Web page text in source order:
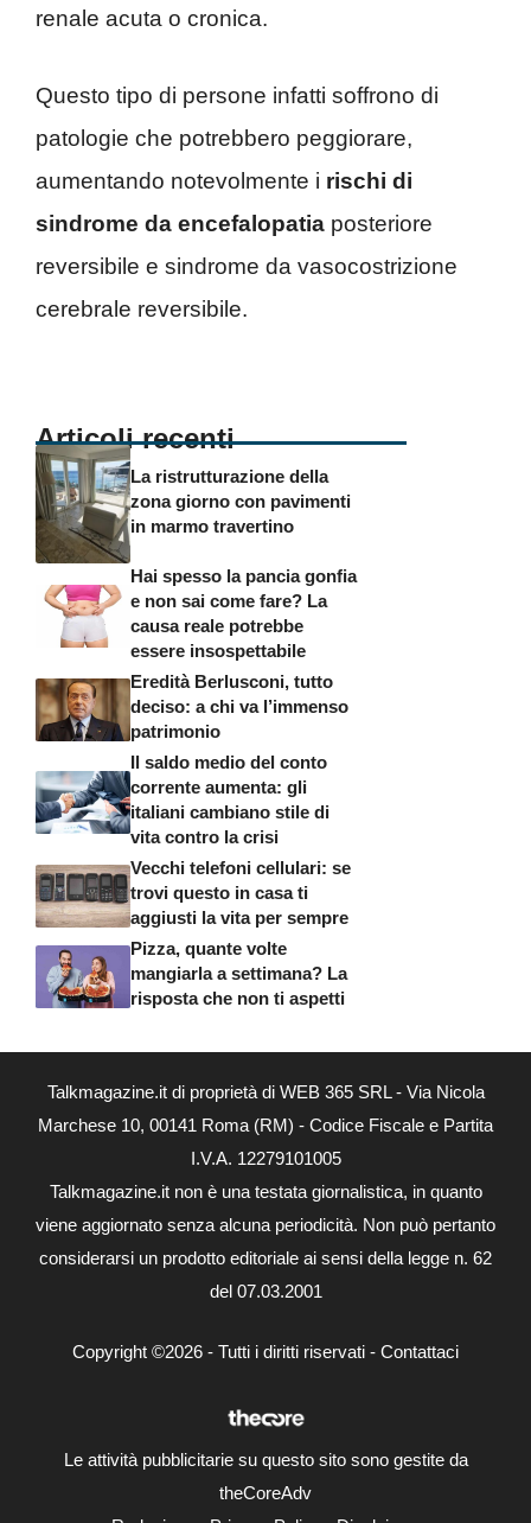
renale acuta o cronica.
Questo tipo di persone infatti soffrono di
patologie che potrebbero peggiorare,
aumentando notevolmente i rischi di
sindrome da encefalopatia posteriore
reversibile e sindrome da vasocostrizione
cerebrale reversibile.
Articoli recenti
La ristrutturazione della
zona giorno con pavimenti
in marmo travertino
Hai spesso la pancia gonfia
e non sai come fare? La
causa reale potrebbe
essere insospettabile
Eredità Berlusconi, tutto
deciso: a chi va l’immenso
patrimonio
Il saldo medio del conto
corrente aumenta: gli
italiani cambiano stile di
vita contro la crisi
Vecchi telefoni cellulari: se
trovi questo in casa ti
aggiusti la vita per sempre
Pizza, quante volte
mangiarla a settimana? La
risposta che non ti aspetti
Talkmagazine.it di proprietà di WEB 365 SRL - Via Nicola
Marchese 10, 00141 Roma (RM) - Codice Fiscale e Partita
I.V.A. 12279101005
Talkmagazine.it non è una testata giornalistica, in quanto
viene aggiornato senza alcuna periodicità. Non può pertanto
considerarsi un prodotto editoriale ai sensi della legge n. 62
del 07.03.2001
Copyright ©2026 - Tutti i diritti riservati - Contattaci
Le attività pubblicitarie su questo sito sono gestite da
theCoreAdv